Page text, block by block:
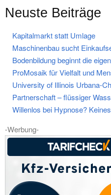
Neuste Beiträge
Kapitalmarkt statt Umlage
Maschinenbau sucht
Bodenbildung beginnt die
ProMosaik für Vielfalt und
University of Illinois Urbana-
Partnerschaft – flüssiger
Willenlos bei Hypnose?
-Werbung-